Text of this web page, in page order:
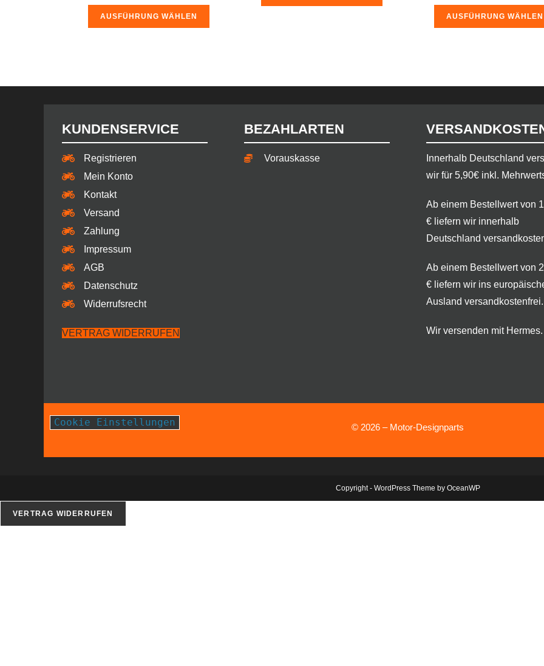
AUSFÜHRUNG WÄHLEN AUSFÜHRUNG WÄHLEN
KUNDENSERVICE
Registrieren
Mein Konto
Kontakt
Versand
Zahlung
Impressum
AGB
Datenschutz
Widerrufsrecht
VERTRAG WIDERRUFEN
BEZAHLARTEN
Vorauskasse
​Innerhalb Deutschland
wir für 5,90€ inkl.
Ab einem Bestellwert von
€ liefern wir innerhalb
Deutschland
Ab einem Bestellwert von
€ liefern wir ins
Ausland versandkostenfrei.
Wir versenden mit Hermes.
Cookie Einstellungen © 2026 – Motor-Designparts
Copyright - WordPress Theme by OceanWP
VERTRAG WIDERRUFEN